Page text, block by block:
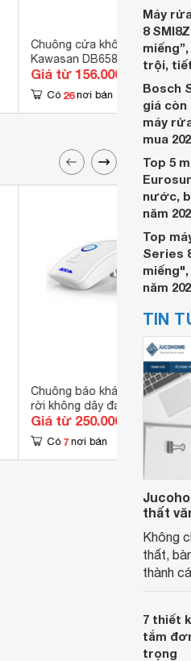
Chuông cửa không dây
Kawasan DB658
Giá từ 156.000 đ
Có 26 nơi bán
Chuông báo khách chống
rời không dây đa năng Ata
338
Giá từ 250.000 đ
Có 7 nơi bán
Máy
8
trội,
Bosch
giá còn
máy
mua
Top 5
nước,
năm
Top
Series
năm
TIN
thất
Không
thất,
thành
7 thiết
tắm
trọng